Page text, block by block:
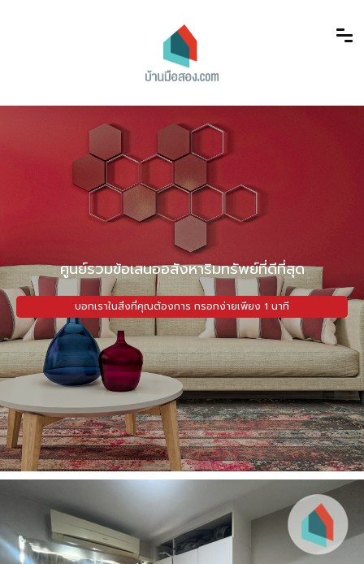
ศูนย์รวมข้อเสนออสังหาริมทรัพย์ที่ดีที่สุด
บอกเราในสิ่งที่คุณต้องการ กรอกง่ายเพียง 1 นาที